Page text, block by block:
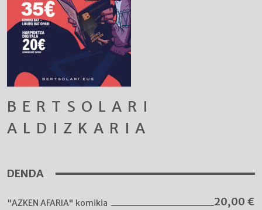
BERTSOLARI
ALDIZKARIA
DENDA
"AZKEN AFARIA" komikia 20,00 €